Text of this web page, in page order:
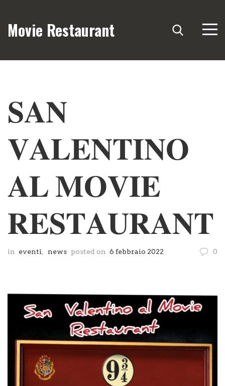
Movie Restaurant
𝐒𝐀𝐍
𝐕𝐀𝐋𝐄𝐍𝐓𝐈𝐍𝐎
𝐀𝐋 𝐌𝐎𝐕𝐈𝐄
𝐑𝐄𝐒𝐓𝐀𝐔𝐑𝐀𝐍𝐓
in eventi, news posted on 6 febbraio 2022 0